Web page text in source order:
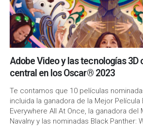
Adobe Video y las tecnologías 3D
central en los Oscar® 2023
Te contamos que 10 películas
incluida la ganadora de la Mejor Película
Everywhere All At Once, la ganadora del
Navalny y las nominadas Black Panther: